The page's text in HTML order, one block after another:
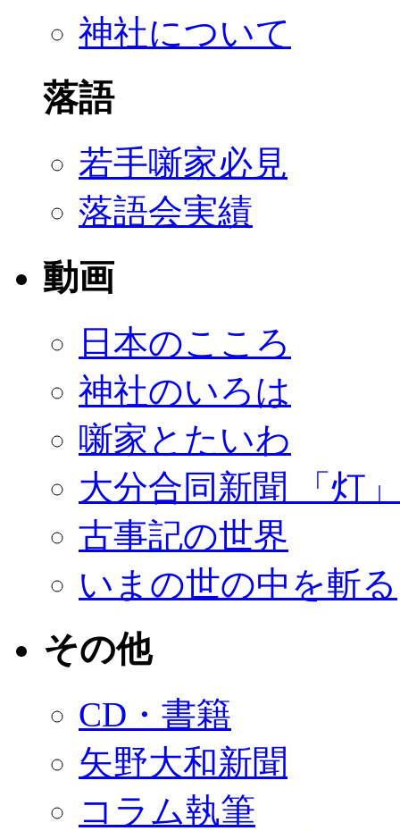
神社について
落語
若手噺家必見
落語会実績
動画
日本のこころ
神社のいろは
噺家とたいわ
大分合同新聞 「灯」
古事記の世界
いまの世の中を斬る
その他
CD・書籍
矢野大和新聞
コラム執筆